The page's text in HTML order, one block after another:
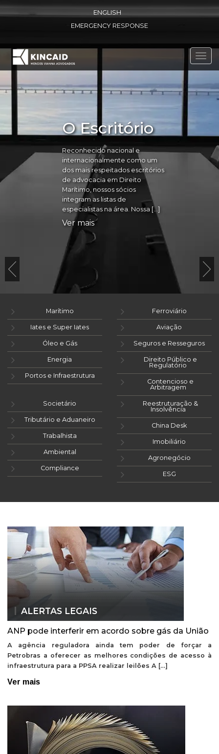
ENGLISH
EMERGENCY RESPONSE
O Escritório
Reconhecido nacional e
internacionalmente como um
dos mais respeitados escritórios
de advocacia em Direito
Marítimo, nossos sócios
integram as listas de
especialistas na área. Nossa […]
Ver mais
Marítimo
Iates e Super Iates
Óleo e Gás
Energia
Portos e Infraestrutura
Ferroviário
Aviação
Seguros e Resseguros
Direito Público e
Regulatório
Contencioso e
Arbitragem
Societário
Tributário e Aduaneiro
Trabalhista
Ambiental
Compliance
Reestruturação &
Insolvência
China Desk
Imobiliário
Agronegócio
ESG
ALERTAS LEGAIS
ANP pode interferir em acordo sobre gás da União
A agência reguladora ainda tem poder de forçar a
Petrobras a oferecer as melhores condições de acesso à
infraestrutura para a PPSA realizar leilões A […]
Ver mais